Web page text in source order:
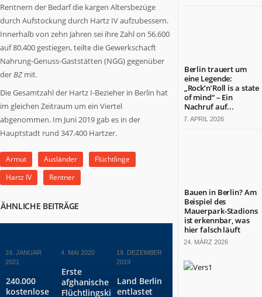
Rentnern der Bedarf die kargen Altersbezüge
durch Aufstockung durch Hartz IV aufzubessern.
Innerhalb von zehn Jahren sei ihre Zahl on 56.600
auf 80.400 gestiegen, teilte die Gewerkschacft
Nahrung-Genuss-Gaststätten (NGG) gegenüber
derBZmit.
Die Gesamtzahl der Hartz I-Bezieher in Berlin hat
im gleichen Zeitraum um ein Viertel
abgenommen. Im Juni 2019 gab es in der
Hauptstadt rund 347.400 Hartzer.
Armut Ausländer
Flüchtlinge
Hartz IV
Rentner
ÄHNLICHE BEITRÄGE
24. JANUAR
2021
240.000
kostenlose
4. MAI 2020
Erste
afghanische
Flüchtlingskinder
19. DEZEMBER
2019
Land Berlin
entlastet
Berlin trauert um
eine Legende:
„Rock’n’Roll is a state
of mind“ – Ein
Nachruf auf...
7. APRIL 2026
Bauen in Berlin? Am
Beispiel des
Mauerpark-Stadions
ist erkennbar, was
hier falsch läuft
24. MÄRZ 2026
Berlin
wichtig
ist.
Themen
und
Lebensart.
Es
kommen
zu
Wort,